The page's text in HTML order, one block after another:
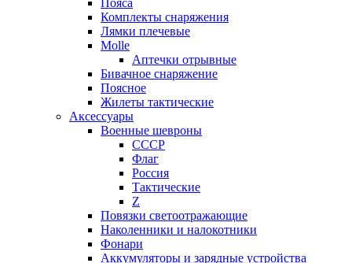
Пояса
Комплекты снаряжения
Лямки плечевые
Molle
Аптечки отрывные
Бивачное снаряжение
Поясное
Жилеты тактические
Аксессуары
Военные шевроны
СССР
Флаг
Россия
Тактические
Z
Повязки светоотражающие
Наколенники и налокотники
Фонари
Аккумуляторы и зарядные устройства